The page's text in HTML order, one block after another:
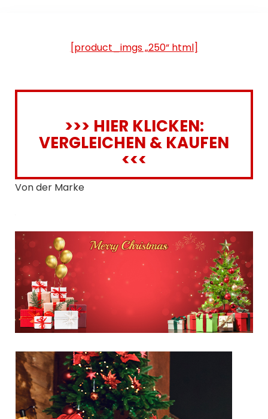
[product_imgs „250“ html]
>>> HIER KLICKEN:
VERGLEICHEN & KAUFEN
<<<
Von der Marke